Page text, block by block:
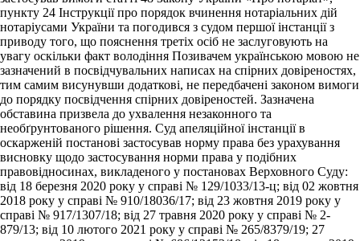
пункту 24 Інструкції про порядок вчинення нотаріальних дій
нотаріусами України та погодився з судом першої інстанції з
приводу того, що пояснення третіх осіб не заслуговують на
увагу оскільки факт володіння Позивачем українською мовою не
зазначений в посвідчувальних написах на спірних довіреностях,
тим самим висунувши додаткові, не передбачені законом вимоги
до порядку посвідчення спірних довіреностей. Зазначена
обставина призвела до ухвалення незаконного та
необґрунтованого рішення. Суд апеляційної інстанції в
оскарженій постанові застосував норму права без урахування
висновку щодо застосування норми права у подібних
правовідносинах, викладеного у постановах Верховного Суду:
від 18 березня 2020 року у справі № 129/1033/13-ц; від 02 жовтня
2018 року у справі № 910/18036/17; від 23 жовтня 2019 року у
справі № 917/1307/18; від 27 травня 2020 року у справі № 2-
879/13; від 10 лютого 2021 року у справі № 265/8379/19; 27